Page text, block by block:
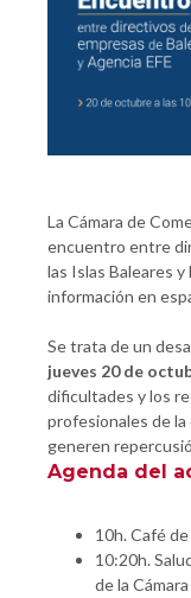
La Cámara de
encuentro entre
las Islas Baleares y
información en
Se trata de un
jueves 20 de
dificultades y los
profesionales de
generen
Agenda del
10h. Café
10:20h.
de la